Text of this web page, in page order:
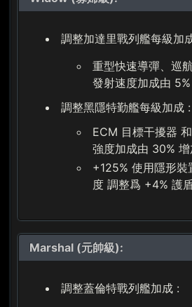
調整加達里戰列艦每級加
重型快速導彈、巡
發射速度加成由
調整黑隱特勤艦每級加成 :
ECM 目標干擾器
強度加成由 30%
+125% 使用隱形裝
度 調整爲 +4% 護
Marshal (元帥級):
調整蓋倫特戰列艦加成 :